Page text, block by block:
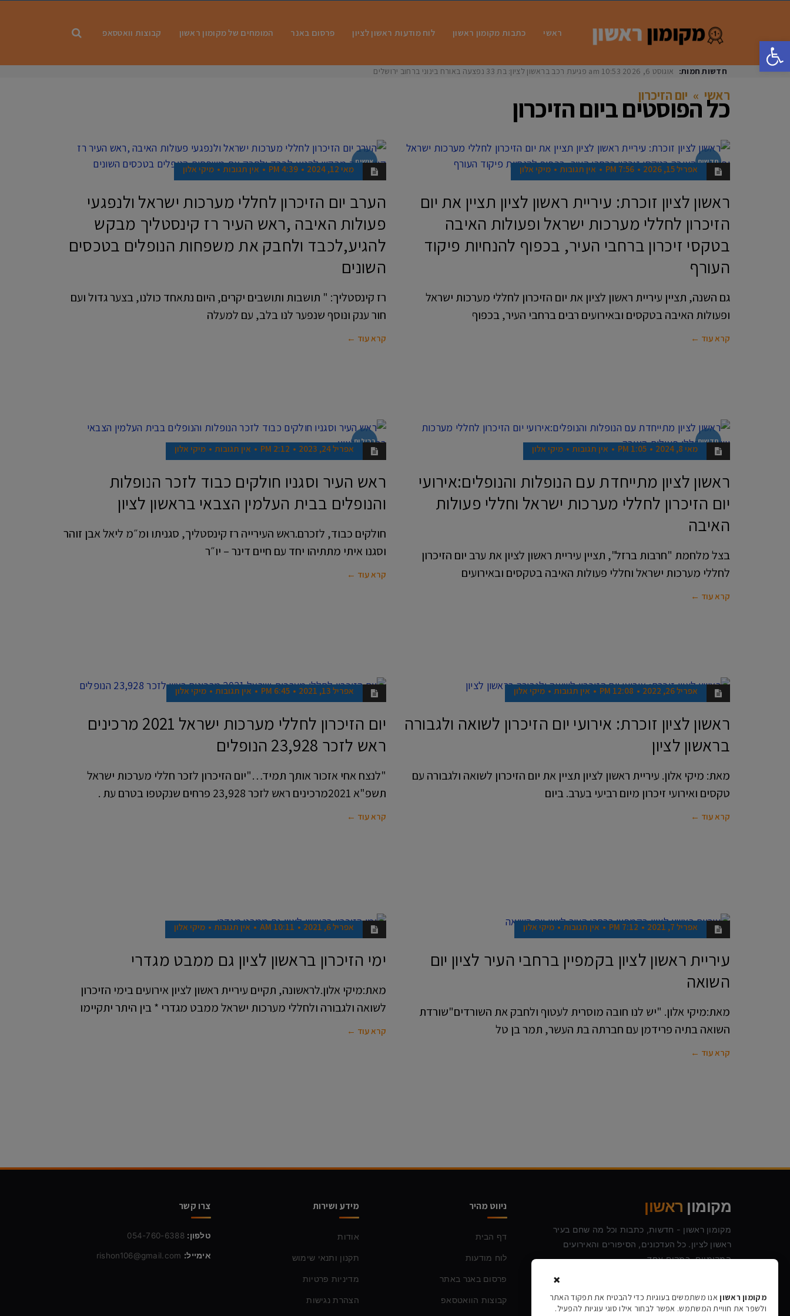
פתח סרגל נגישות
ראשי כתבות מקומון ראשון לוח מודעות ראשון לציון פרסום באנר המומחים של מקומון ראשון קבוצות וואטסאפ
חדשות חמות: אוגוסט 6, 2026 10:53 am פגיעת רכב בראשון לציון: בת 33 נפצעה באורח בינוני ברחוב ירושלים
ראשי » יום הזיכרון
כל הפוסטים ביום הזיכרון
חדשות
אפריל 15, 2026 7:56 PM אין תגובות מיקי אלון
ראשון לציון זוכרת: עיריית ראשון לציון תציין את יום
הזיכרון לחללי מערכות ישראל ופעולות האיבה
בטקסי זיכרון ברחבי העיר, בכפוף להנחיות פיקוד
העורף
גם השנה, תציין עיריית ראשון לציון את יום הזיכרון לחללי מערכות ישראל
ופעולות האיבה בטקסים ובאירועים רבים ברחבי העיר, בכפוף
קרא עוד ←
אנשים
מאי 12, 2024 4:39 PM אין תגובות מיקי אלון
הערב יום הזיכרון לחללי מערכות ישראל ולנפגעי
פעולות האיבה ,ראש העיר רז קינסטליך מבקש
להגיע,לכבד ולחבק את משפחות הנופלים בטכסים
השונים
רז קינסטליך: " תושבות ותושבים יקרים, היום נתאחד כולנו, בצער גדול ועם
חור ענק ונוסף שנפער לנו בלב, עם למעלה
קרא עוד ←
חדשות
מאי 8, 2024 1:05 PM אין תגובות מיקי אלון
ראשון לציון מתייחדת עם הנופלות והנופלים:אירועי
יום הזיכרון לחללי מערכות ישראל וחללי פעולות
האיבה
בצל מלחמת "חרבות ברזל", תציין עיריית ראשון לציון את ערב יום הזיכרון
לחללי מערכות ישראל וחללי פעולות האיבה בטקסים ובאירועים
קרא עוד ←
רכילות
אפריל 24, 2023 2:12 PM אין תגובות מיקי אלון
ראש העיר וסגניו חולקים כבוד לזכר הנופלות
והנופלים בבית העלמין הצבאי בראשון לציון
חולקים כבוד, לזכרם.ראש העירייה רז קינסטליך, סגניתו ומ״מ ליאל אבן זוהר
וסגנו איתי מתתיהו יחד עם חיים דינר – יו״ר
קרא עוד ←
חדשות
אפריל 26, 2022 12:08 PM אין תגובות מיקי אלון
ראשון לציון זוכרת: אירועי יום הזיכרון לשואה ולגבורה
בראשון לציון
מאת: מיקי אלון. עיריית ראשון לציון תציין את יום הזיכרון לשואה ולגבורה עם
טקסים ואירועי זיכרון מיום רביעי בערב. ביום
קרא עוד ←
אנשים
אפריל 13, 2021 6:45 PM אין תגובות מיקי אלון
יום הזיכרון לחללי מערכות ישראל 2021 מרכינים
ראש לזכר 23,928 הנופלים
"לנצח אחי אזכור אותך תמיד…"יום הזיכרון לזכר חללי מערכות ישראל
תשפ"א 2021מרכינים ראש לזכר 23,928 פרחים שנקטפו בטרם עת .
קרא עוד ←
אנשים
אפריל 7, 2021 7:12 PM אין תגובות מיקי אלון
עיריית ראשון לציון בקמפיין ברחבי העיר לציון יום
השואה
מאת:מיקי אלון. "יש לנו חובה מוסרית לעטוף ולחבק את השורדים"שורדת
השואה בתיה פרידמן עם חברתה בת העשר, תמר בן טל
קרא עוד ←
חדשות
אפריל 6, 2021 10:11 AM אין תגובות מיקי אלון
ימי הזיכרון בראשון לציון גם ממבט מגדרי
מאת:מיקי אלון.לראשונה, תקיים עיריית ראשון לציון אירועים בימי הזיכרון
לשואה ולגבורה ולחללי מערכות ישראל ממבט מגדרי * בין היתר יתקיימו
קרא עוד ←
מקומון ראשון
מקומון ראשון - חדשות, כתבות וכל מה שחם בעיר
ראשון לציון. כל העדכונים, הסיפורים והאירועים
המקומיים, במקום אחד.
ניווט מהיר
דף הבית
לוח מודעות
פרסום באנר באתר
קבוצות הוואטסאפ
מידע ושירות
אודות
תקנון ותנאי שימוש
מדיניות פרטיות
הצהרת נגישות
צרו קשר
טלפון: 054-760-6388
אימייל: rishon106@gmail.com
×
מקומון ראשוןאנו משתמשים בעוגיות כדי להבטיח את תפקוד האתר
ולשפר את חוויית המשתמש. אפשר לבחור אילו סוגי עוגיות להפעיל.